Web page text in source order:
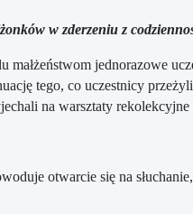
w zderzeniu z
małżeństwom jednorazowe
tego, co uczestnicy
na warsztaty rekolekcyjne
otwarcie się na